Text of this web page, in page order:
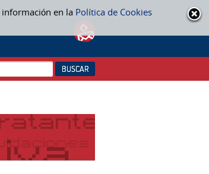
en la Política de Cookies